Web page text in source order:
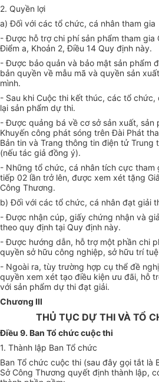
2. Quyền lợi
a) Đối với các tổ chức, cá nhân tham gia
- Được hỗ trợ chi phí sản phẩm tham gia
Điểm a, Khoản 2, Điều 14 Quy định này.
- Được bảo quản và bảo mật sản phẩm
bản quyền về mẫu mã và quyền sản
mình.
- Sau khi Cuộc thi kết thúc, các tổ chức,
lại sản phẩm dự thi.
- Được quảng bá về cơ sở sản xuất, sản
Khuyến công phát sóng trên Đài Phát
Bản tin và Trang thông tin điện tử Trung
(nếu tác giả đồng ý).
- Những tổ chức, cá nhân tích cực tham
tiếp 02 lần trở lên, được xem xét tặng
Công Thương.
b) Đối với các tổ chức, cá nhân đạt giải
- Được nhận cúp, giấy chứng nhận và
theo quy định tại Quy định này.
- Được hướng dẫn, hỗ trợ một phần chi
quyền sở hữu công nghiệp, sở hữu trí
- Ngoài ra, tùy trường hợp cụ thể đề
quyền xem xét tạo điều kiện ưu đãi, hỗ
với sản phẩm dự thi đạt giải.
Chương III
THỦ TỤC DỰ THI VÀ TỔ
Điều 9. Ban Tổ chức cuộc thi
1. Thành lập Ban Tổ chức
Ban Tổ chức cuộc thi (sau đây gọi tắt là
Sở Công Thương quyết định thành lập,